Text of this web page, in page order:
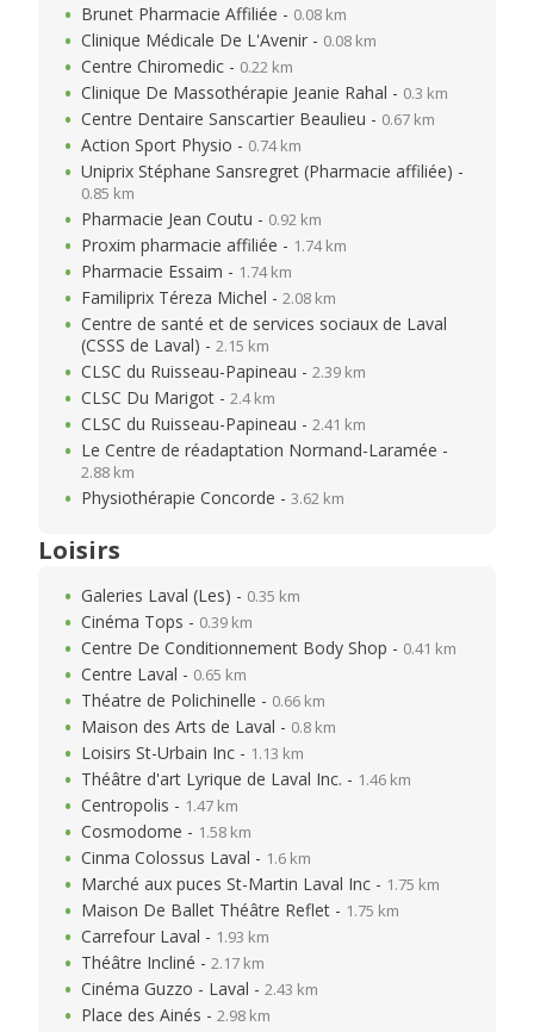
Brunet Pharmacie Affiliée - 0.08 km
Clinique Médicale De L'Avenir - 0.08 km
Centre Chiromedic - 0.22 km
Clinique De Massothérapie Jeanie Rahal - 0.3 km
Centre Dentaire Sanscartier Beaulieu - 0.67 km
Action Sport Physio - 0.74 km
Uniprix Stéphane Sansregret (Pharmacie affiliée) -
0.85 km
Pharmacie Jean Coutu - 0.92 km
Proxim pharmacie affiliée - 1.74 km
Pharmacie Essaim - 1.74 km
Familiprix Téreza Michel - 2.08 km
Centre de santé et de services sociaux de Laval
(CSSS de Laval) - 2.15 km
CLSC du Ruisseau-Papineau - 2.39 km
CLSC Du Marigot - 2.4 km
CLSC du Ruisseau-Papineau - 2.41 km
Le Centre de réadaptation Normand-Laramée -
2.88 km
Physiothérapie Concorde - 3.62 km
Loisirs
Galeries Laval (Les) - 0.35 km
Cinéma Tops - 0.39 km
Centre De Conditionnement Body Shop - 0.41 km
Centre Laval - 0.65 km
Théatre de Polichinelle - 0.66 km
Maison des Arts de Laval - 0.8 km
Loisirs St-Urbain Inc - 1.13 km
Théâtre d'art Lyrique de Laval Inc. - 1.46 km
Centropolis - 1.47 km
Cosmodome - 1.58 km
Cinma Colossus Laval - 1.6 km
Marché aux puces St-Martin Laval Inc - 1.75 km
Maison De Ballet Théâtre Reflet - 1.75 km
Carrefour Laval - 1.93 km
Théâtre Incliné - 2.17 km
Cinéma Guzzo - Laval - 2.43 km
Place des Ainés - 2.98 km